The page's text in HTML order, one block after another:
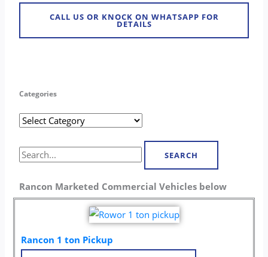
CALL US OR KNOCK ON WHATSAPP FOR
DETAILS
Categories
Search
for:
Rancon Marketed Commercial Vehicles below
Rancon 1 ton Pickup